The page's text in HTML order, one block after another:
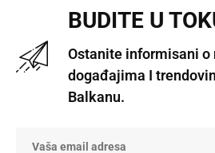
BUDITE U
Ostanite informisani
događajima I
Balkanu.